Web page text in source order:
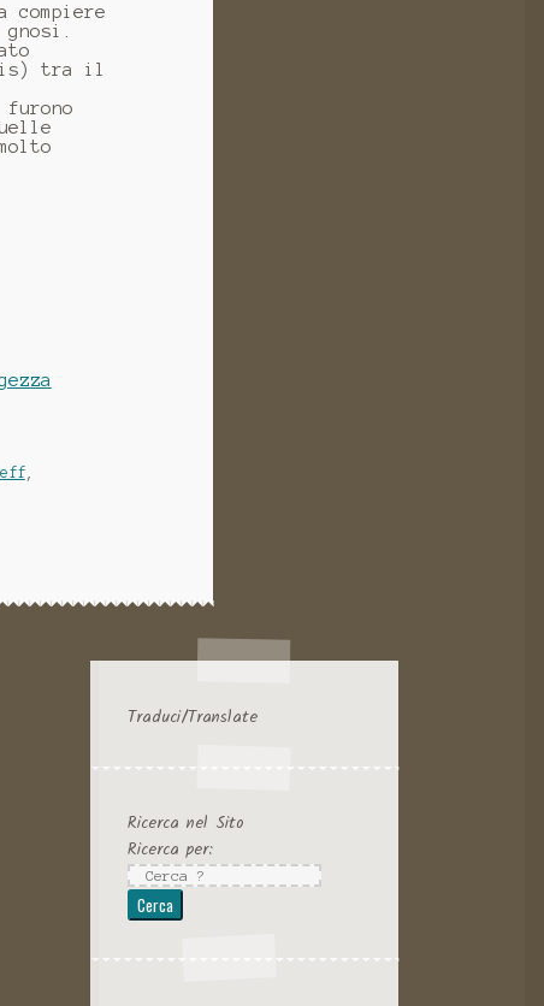
tra il
,
Traduci/Translate
Ricerca nel Sito
Ricerca per: